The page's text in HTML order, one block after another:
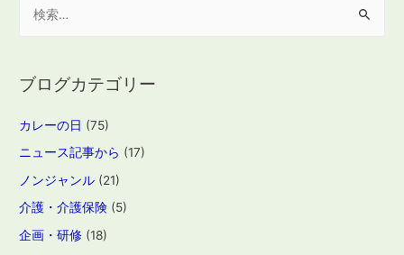
ブログカテゴリー
カレーの日 (75)
ニュース記事から (17)
ノンジャンル (21)
介護・介護保険 (5)
企画・研修 (18)